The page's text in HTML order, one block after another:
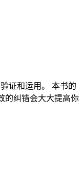
证和运用。 本书的
的纠错会大大提高你